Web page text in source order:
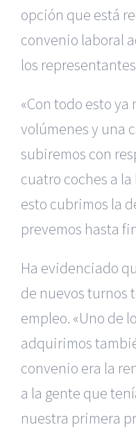
opción que está
convenio laboral
los
«Con todo esto
volúmenes y una
subiremos con
cuatro coches a
esto cubrimos la
prevemos hasta
Ha evidenciado
de nuevos turnos
empleo. «Uno de
adquirimos
convenio era la
a la gente que
nuestra primera
|Reclamación de